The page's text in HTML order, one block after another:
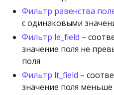
Фильтр равенства
с одинаковыми
Фильтр le_field –
значение поля не
поля
Фильтр lt_field –
значение поля меньше